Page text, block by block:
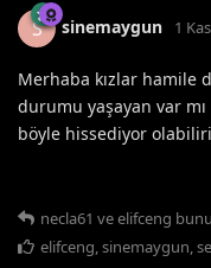
S sinemaygun 1
Merhaba kızlar hamile
durumu yaşayan var
böyle hissediyor
necla61 veelifceng
elifceng,sinemaygun,